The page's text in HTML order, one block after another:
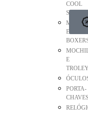
COOL
STUFF
MEIAS
E
E
PORTA-
CHAVES